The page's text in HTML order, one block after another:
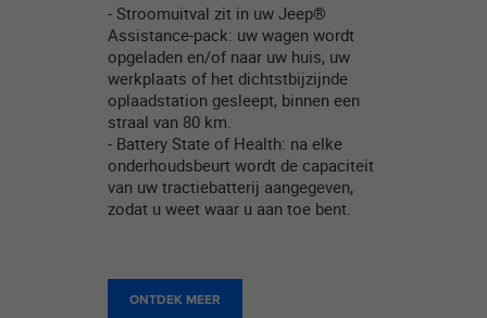
- Stroomuitval zit in uw Jeep®
Assistance-pack: uw wagen wordt
opgeladen en/of naar uw huis, uw
werkplaats of het dichtstbijzijnde
oplaadstation gesleept, binnen een
straal van 80 km.
- Battery State of Health: na elke
onderhoudsbeurt wordt de capaciteit
van uw tractiebatterij aangegeven,
zodat u weet waar u aan toe bent.
ONTDEK MEER